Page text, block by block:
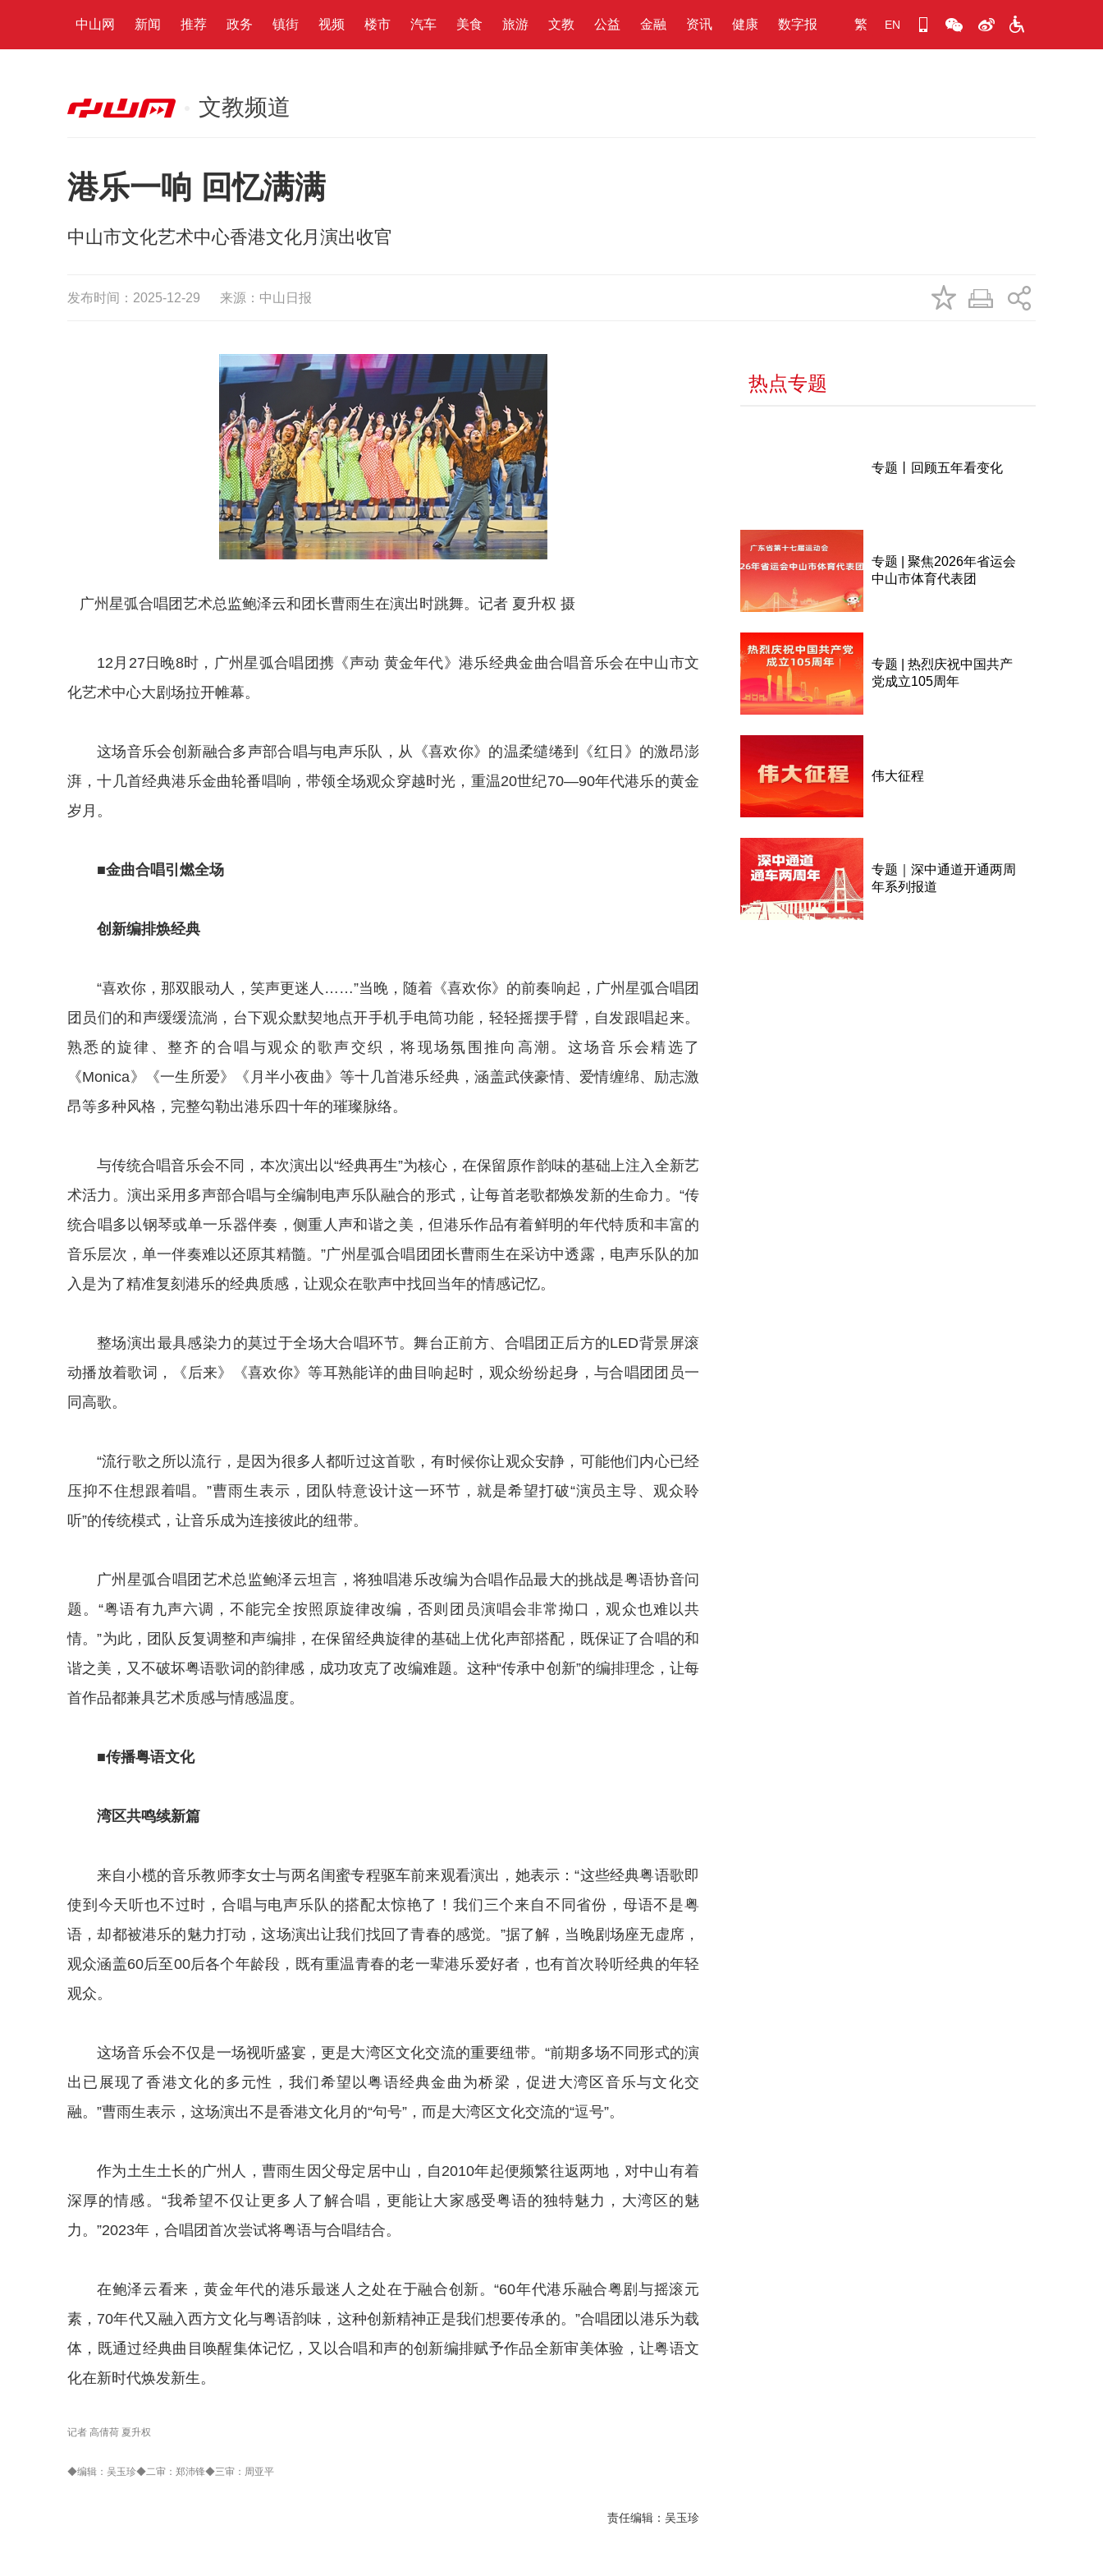
中山网 新闻 推荐 政务 镇街 视频 楼市 汽车 美食 旅游 文教 公益 金融 资讯 健康 数字报 繁 EN
文教频道
港乐一响 回忆满满
中山市文化艺术中心香港文化月演出收官
发布时间：2025-12-29 来源：中山日报
广州星弧合唱团艺术总监鲍泽云和团长曹雨生在演出时跳舞。记者 夏升权 摄
12月27日晚8时，广州星弧合唱团携《声动 黄金年代》港乐经典金曲合唱音乐会在中山市文
化艺术中心大剧场拉开帷幕。
这场音乐会创新融合多声部合唱与电声乐队，从《喜欢你》的温柔缱绻到《红日》的激昂澎
湃，十几首经典港乐金曲轮番唱响，带领全场观众穿越时光，重温20世纪70—90年代港乐的黄金
岁月。
■金曲合唱引燃全场
创新编排焕经典
“喜欢你，那双眼动人，笑声更迷人……”当晚，随着《喜欢你》的前奏响起，广州星弧合唱团
团员们的和声缓缓流淌，台下观众默契地点开手机手电筒功能，轻轻摇摆手臂，自发跟唱起来。
熟悉的旋律、整齐的合唱与观众的歌声交织，将现场氛围推向高潮。这场音乐会精选了
《Monica》《一生所爱》《月半小夜曲》等十几首港乐经典，涵盖武侠豪情、爱情缠绵、励志激
昂等多种风格，完整勾勒出港乐四十年的璀璨脉络。
与传统合唱音乐会不同，本次演出以“经典再生”为核心，在保留原作韵味的基础上注入全新艺
术活力。演出采用多声部合唱与全编制电声乐队融合的形式，让每首老歌都焕发新的生命力。“传
统合唱多以钢琴或单一乐器伴奏，侧重人声和谐之美，但港乐作品有着鲜明的年代特质和丰富的
音乐层次，单一伴奏难以还原其精髓。”广州星弧合唱团团长曹雨生在采访中透露，电声乐队的加
入是为了精准复刻港乐的经典质感，让观众在歌声中找回当年的情感记忆。
整场演出最具感染力的莫过于全场大合唱环节。舞台正前方、合唱团正后方的LED背景屏滚
动播放着歌词，《后来》《喜欢你》等耳熟能详的曲目响起时，观众纷纷起身，与合唱团团员一
同高歌。
“流行歌之所以流行，是因为很多人都听过这首歌，有时候你让观众安静，可能他们内心已经
压抑不住想跟着唱。”曹雨生表示，团队特意设计这一环节，就是希望打破“演员主导、观众聆
听”的传统模式，让音乐成为连接彼此的纽带。
广州星弧合唱团艺术总监鲍泽云坦言，将独唱港乐改编为合唱作品最大的挑战是粤语协音问
题。“粤语有九声六调，不能完全按照原旋律改编，否则团员演唱会非常拗口，观众也难以共
情。”为此，团队反复调整和声编排，在保留经典旋律的基础上优化声部搭配，既保证了合唱的和
谐之美，又不破坏粤语歌词的韵律感，成功攻克了改编难题。这种“传承中创新”的编排理念，让每
首作品都兼具艺术质感与情感温度。
■传播粤语文化
湾区共鸣续新篇
来自小榄的音乐教师李女士与两名闺蜜专程驱车前来观看演出，她表示：“这些经典粤语歌即
使到今天听也不过时，合唱与电声乐队的搭配太惊艳了！我们三个来自不同省份，母语不是粤
语，却都被港乐的魅力打动，这场演出让我们找回了青春的感觉。”据了解，当晚剧场座无虚席，
观众涵盖60后至00后各个年龄段，既有重温青春的老一辈港乐爱好者，也有首次聆听经典的年轻
观众。
这场音乐会不仅是一场视听盛宴，更是大湾区文化交流的重要纽带。“前期多场不同形式的演
出已展现了香港文化的多元性，我们希望以粤语经典金曲为桥梁，促进大湾区音乐与文化交
融。”曹雨生表示，这场演出不是香港文化月的“句号”，而是大湾区文化交流的“逗号”。
作为土生土长的广州人，曹雨生因父母定居中山，自2010年起便频繁往返两地，对中山有着
深厚的情感。“我希望不仅让更多人了解合唱，更能让大家感受粤语的独特魅力，大湾区的魅
力。”2023年，合唱团首次尝试将粤语与合唱结合。
在鲍泽云看来，黄金年代的港乐最迷人之处在于融合创新。“60年代港乐融合粤剧与摇滚元
素，70年代又融入西方文化与粤语韵味，这种创新精神正是我们想要传承的。”合唱团以港乐为载
体，既通过经典曲目唤醒集体记忆，又以合唱和声的创新编排赋予作品全新审美体验，让粤语文
化在新时代焕发新生。
记者 高倩荷 夏升权
◆编辑：吴玉珍◆二审：郑沛锋◆三审：周亚平
责任编辑：吴玉珍
热点专题
专题丨回顾五年看变化
专题 | 聚焦2026年省运会
中山市体育代表团
专题 | 热烈庆祝中国共产
党成立105周年
伟大征程
专题｜深中通道开通两周
年系列报道